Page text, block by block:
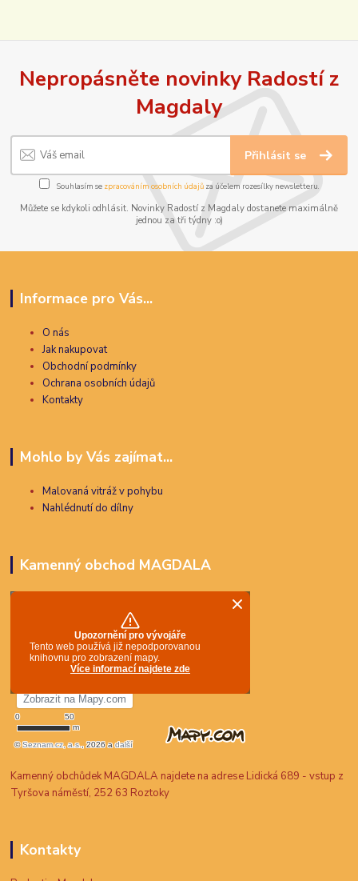
Nepropásněte novinky Radostí z
Magdaly
Přihlásit se
Souhlasím se zpracováním osobních údajůza účelem rozesílky newsletteru.
Můžete se kdykoli odhlásit. Novinky Radostí z Magdaly dostanete maximálně
jednou za tři týdny :o)
Informace pro Vás...
O nás
Jak nakupovat
Obchodní podmínky
Ochrana osobních údajů
Kontakty
Mohlo by Vás zajímat...
Malovaná vitráž v pohybu
Nahlédnutí do dílny
Kamenný obchod MAGDALA
Kamenný obchůdek MAGDALA najdete na adrese Lidická 689 - vstup z
Tyršova náměstí, 252 63 Roztoky
Kontakty